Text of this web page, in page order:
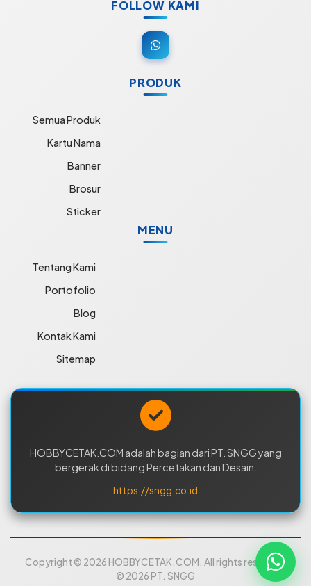
FOLLOW KAMI
PRODUK
Semua Produk
Kartu Nama
Banner
Brosur
Sticker
MENU
Tentang Kami
Portofolio
Blog
Kontak Kami
Sitemap
HOBBYCETAK.COM adalah bagian dari PT. SNGG yang
bergerak di bidang Percetakan dan Desain.
https://sngg.co.id
Copyright © 2026 HOBBYCETAK.COM. All rights reserved.
© 2026 PT. SNGG